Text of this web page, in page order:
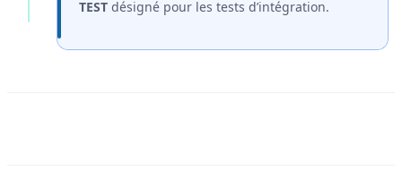
TEST désigné pour les tests d’intégration.